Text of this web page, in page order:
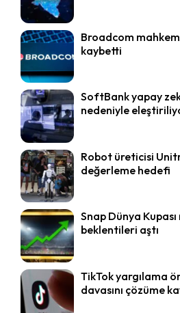
Broadcom
kaybetti
SoftBank yapay
nedeniyle
Robot üreticisi
değerleme hedefi
Snap Dünya
beklentileri aştı
TikTok yargılama
davasını çözüme